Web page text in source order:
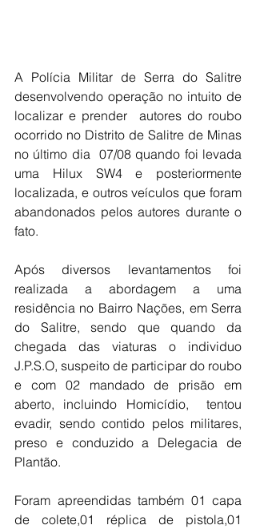
A Polícia Militar de Serra do Salitre
desenvolvendo operação no intuito de
localizar e prender  autores do roubo
ocorrido no Distrito de Salitre de Minas
no último dia  07/08 quando foi levada
uma Hilux SW4 e posteriormente
localizada, e outros veículos que foram
abandonados pelos autores durante o
fato.
Após diversos levantamentos foi
realizada a abordagem a uma
residência no Bairro Nações, em Serra
do Salitre, sendo que quando da
chegada das viaturas o individuo
J.P.S.O, suspeito de participar do roubo
e com 02 mandado de prisão em
aberto, incluindo Homicídio,  tentou
evadir, sendo contido pelos militares,
preso e conduzido a Delegacia de
Plantão.
Foram apreendidas também 01 capa
de colete,01 réplica de pistola,01